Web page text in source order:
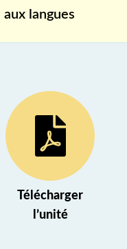
aux langues
Télécharger
l’unité(nouvel